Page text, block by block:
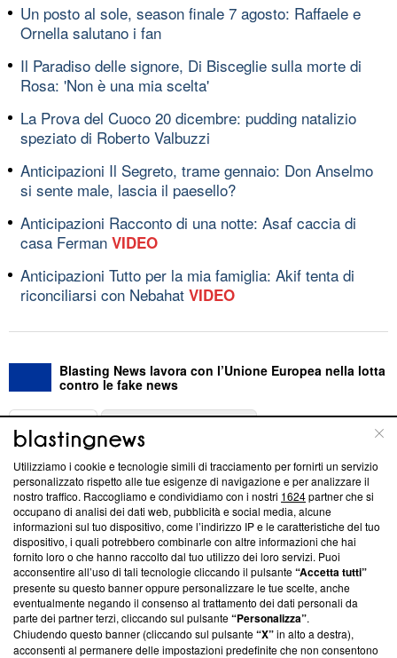
Un posto al sole, season finale 7 agosto: Raffaele e
Ornella salutano i fan
Il Paradiso delle signore, Di Bisceglie sulla morte di
Rosa: 'Non è una mia scelta'
La Prova del Cuoco 20 dicembre: pudding natalizio
speziato di Roberto Valbuzzi
Anticipazioni Il Segreto, trame gennaio: Don Anselmo
si sente male, lascia il paesello?
Anticipazioni Racconto di una notte: Asaf caccia di
casa Ferman VIDEO
Anticipazioni Tutto per la mia famiglia: Akif tenta di
riconciliarsi con Nebahat VIDEO
Blasting News lavora con l’Unione Europea nella lotta
contro le fake news
ABOUT
Questa sezione offre informazioni trasparenti su Blasting
News, sui nostri processi editoriali e su come ci impegniamo a
creare news di qualità. Inoltre, afferma la nostra aderenza a
‘Trust Project - News with Integrity’Blasting News non è
ancora membro del programma, ma ha richiesto di farne
parte; Trust Project non ha ancora effettuato una verifica di
conformità agli standard.
Su di noi
Team editoriale
Utilizziamo i cookie e tecnologie simili di tracciamento per fornirti un servizio
personalizzato rispetto alle tue esigenze di navigazione e per analizzare il
nostro traffico. Raccogliamo e condividiamo con i nostri 1624partner che si
occupano di analisi dei dati web, pubblicità e social media, alcune
informazioni sul tuo dispositivo, come l’indirizzo IP e le caratteristiche del tuo
dispositivo, i quali potrebbero combinarle con altre informazioni che hai
fornito loro o che hanno raccolto dal tuo utilizzo dei loro servizi. Puoi
acconsentire all’uso di tali tecnologie cliccando il pulsante“Accetta tutti”
presente su questo banner oppure personalizzare le tue scelte, anche
eventualmente negando il consenso al trattamento dei dati personali da
parte dei partner terzi, cliccando sul pulsante“Personalizza”.
Chiudendo questo banner (cliccando sul pulsante“X”in alto a destra),
acconsenti al permanere delle impostazioni predefinite che non consentono